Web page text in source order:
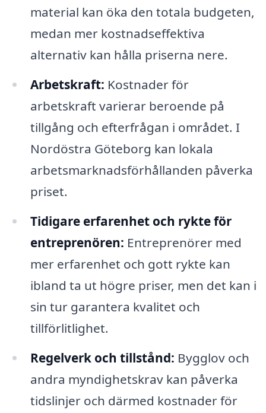
material kan öka den totala budgeten,
medan mer kostnadseffektiva
alternativ kan hålla priserna nere.
Arbetskraft: Kostnader för
arbetskraft varierar beroende på
tillgång och efterfrågan i området. I
Nordöstra Göteborg kan lokala
arbetsmarknadsförhållanden påverka
priset.
Tidigare erfarenhet och rykte för
entreprenören: Entreprenörer med
mer erfarenhet och gott rykte kan
ibland ta ut högre priser, men det kan i
sin tur garantera kvalitet och
tillförlitlighet.
Regelverk och tillstånd: Bygglov och
andra myndighetskrav kan påverka
tidslinjer och därmed kostnader för